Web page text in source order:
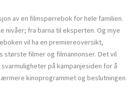
av en filmspørrebok for hele familien.
nivåer; fra barna til eksperten. Og mye
vil ha en premiereoversikt,
største filmer og filmannonser. Det vil
på kampanjesiden for å
kinoprogrammet og beslutningen